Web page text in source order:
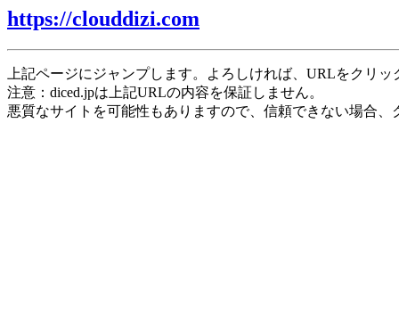
https://clouddizi.com
上記ページにジャンプします。よろしければ、URLをクリ
注意：diced.jpは上記URLの内容を保証しません。
悪質なサイトを可能性もありますので、信頼できない場合、